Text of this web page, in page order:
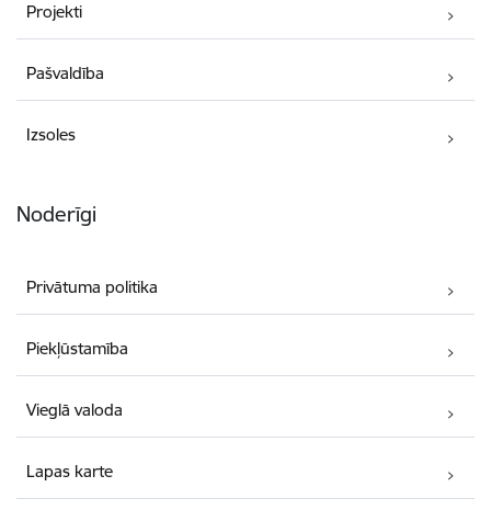
Projekti
Pašvaldība
Izsoles
Noderīgi
Privātuma politika
Piekļūstamība
Vieglā valoda
Lapas karte